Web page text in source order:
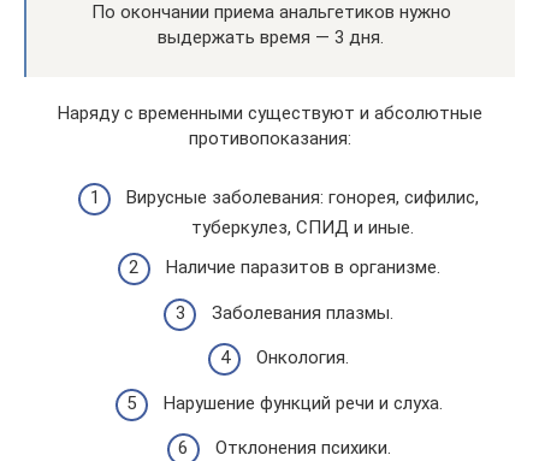
По окончании приема анальгетиков нужно
выдержать время — 3 дня.
Наряду с временными существуют и абсолютные
противопоказания:
Вирусные заболевания: гонорея, сифилис,
туберкулез, СПИД и иные.
Наличие паразитов в организме.
Заболевания плазмы.
Онкология.
Нарушение функций речи и слуха.
Отклонения психики.